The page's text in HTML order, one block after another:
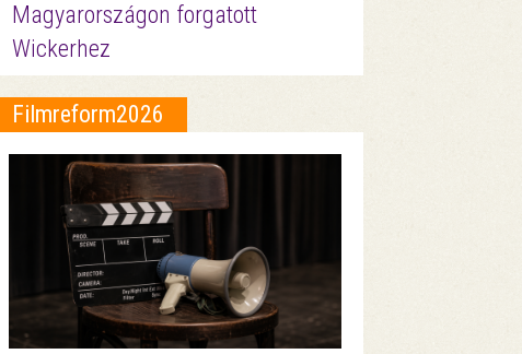
Magyarországon forgatott
Wickerhez
Filmreform2026